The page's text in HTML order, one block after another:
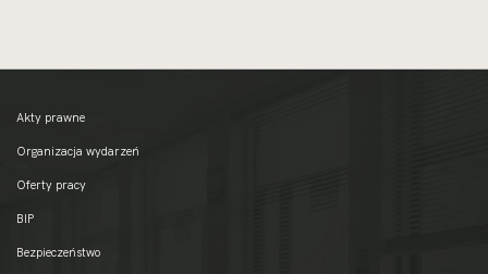
Akty prawne
Organizacja wydarzeń
Oferty pracy
BIP
Bezpieczeństwo